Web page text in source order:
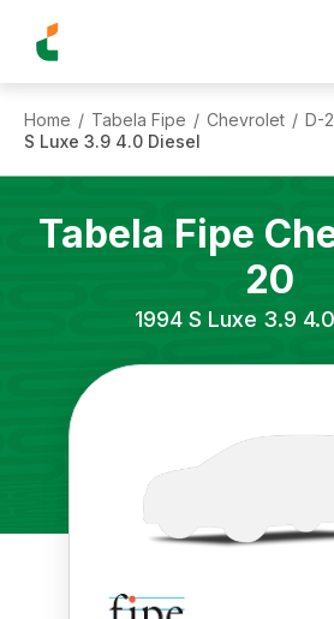
Home / Tabela Fipe / Chevrolet / D-
S Luxe 3.9 4.0 Diesel
Tabela Fipe
20
1994 S Luxe 3.9